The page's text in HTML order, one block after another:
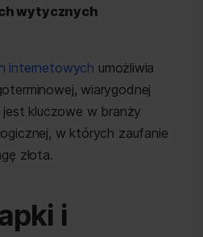
wytycznych
internetowych umożliwia
wiarygodnej
kluczowe w branży
w których zaufanie
złota.
i